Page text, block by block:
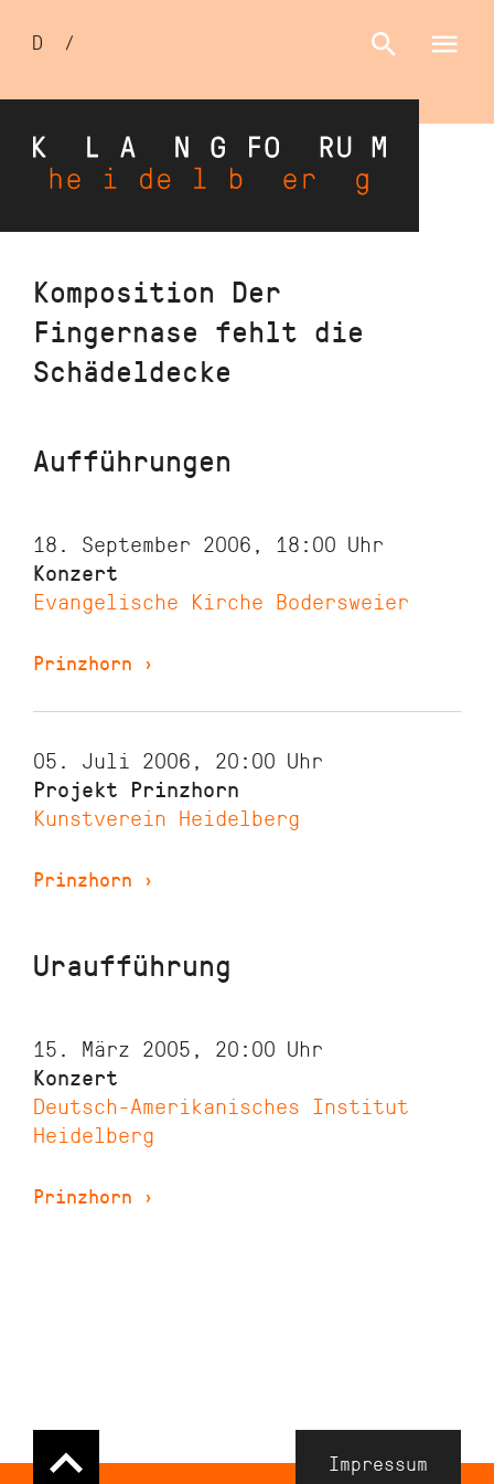
Direkt
Inhalt
Sprachumschalter
D /
Komposition Der
Fingernase fehlt die
Schädeldecke
Aufführungen
18. September 2006, 18:00 Uhr
Konzert
Evangelische Kirche Bodersweier
Prinzhorn ›
05. Juli 2006, 20:00 Uhr
Projekt Prinzhorn
Kunstverein Heidelberg
Prinzhorn ›
Uraufführung
15. März 2005, 20:00 Uhr
Konzert
Deutsch-Amerikanisches Institut
Heidelberg
Prinzhorn ›
Navigation
Impressum